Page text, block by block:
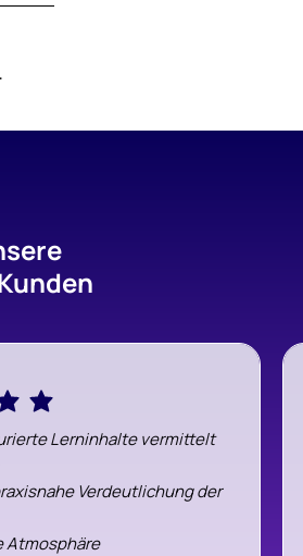
Lerninhalte vermittelt
Verdeutlichung der
Atmosphäre